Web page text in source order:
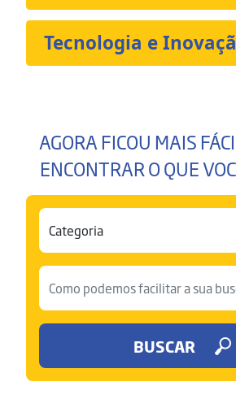
Tecnologia e
AGORA FICOU MAIS
ENCONTRAR O QUE
BUSCAR